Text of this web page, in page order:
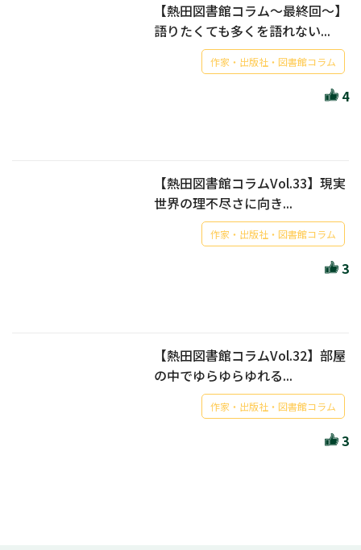
【熱田図書館コラム～最終回～】
語りたくても多くを語れない...
作家・出版社・図書館コラム
4
【熱田図書館コラムVol.33】現実
世界の理不尽さに向き...
作家・出版社・図書館コラム
3
【熱田図書館コラムVol.32】部屋
の中でゆらゆらゆれる...
作家・出版社・図書館コラム
3